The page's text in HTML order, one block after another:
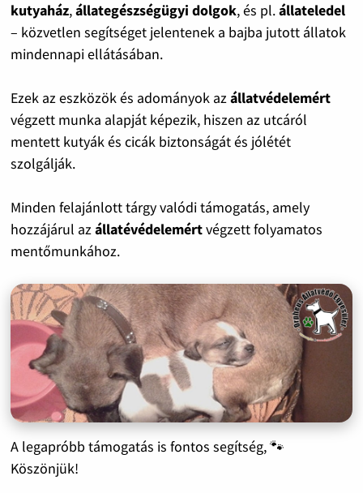
kutyaház,állategészségügyi dolgok, és pl.állateledel
– közvetlen segítséget jelentenek a bajba jutott állatok
mindennapi ellátásában.
Ezek az eszközök és adományok azállatvédelemért
végzett munka alapját képezik, hiszen az utcáról
mentett kutyák és cicák biztonságát és jólétét
szolgálják.
Minden felajánlott tárgy valódi támogatás, amely
hozzájárul azállatévédelemértvégzett folyamatos
mentőmunkához.
A legapróbb támogatás is fontos segítség, 🐾
Köszönjük!